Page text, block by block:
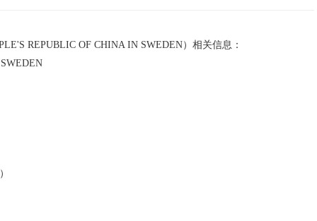
REPUBLIC OF CHINA IN SWEDEN）相关信息：